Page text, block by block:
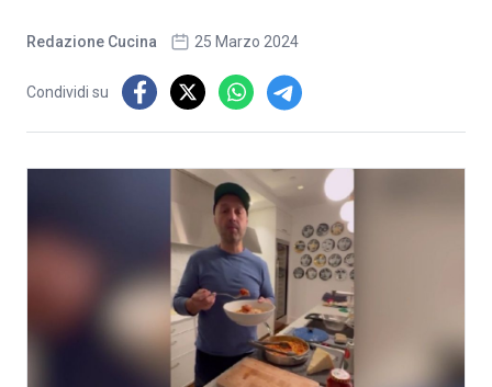
Redazione Cucina 25 Marzo 2024
Condividi su